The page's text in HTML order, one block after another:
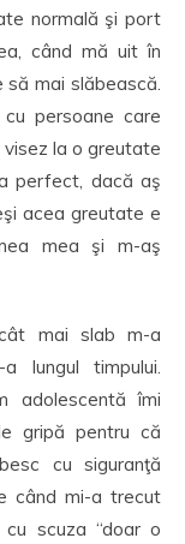
normală şi port
când mă uit în
mai slăbească.
persoane care
visez la o greutate
perfect, dacă aş
acea greutate e
mea şi m-aş
mai slab m-a
lungul timpului.
adolescentă îmi
gripă pentru că
cu siguranţă
când mi-a trecut
scuza “doar o